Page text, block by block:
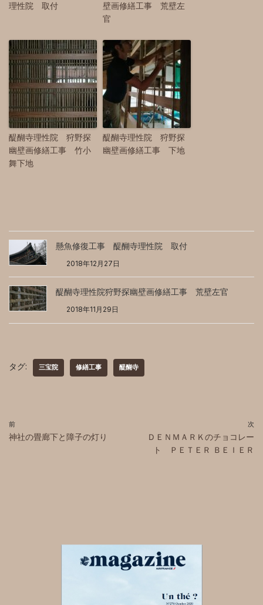
理性院 取付
壁画修繕工事 荒壁左
官
醍醐寺理性院 狩野探
幽壁画修繕工事 竹小
舞下地
醍醐寺理性院 狩野探
幽壁画修繕工事 下地
懸魚修復工事 醍醐寺理性院 取付
2018年12月27日
醍醐寺理性院狩野探幽壁画修繕工事 荒壁左官
2018年11月29日
タグ: 三宝院 修繕工事 醍醐寺
前
神社の畳廊下と障子の灯り
次
ＤＥＮＭＡＲＫのチョコレー
ト ＰＥＴＥＲ ＢＥＩＥＲ